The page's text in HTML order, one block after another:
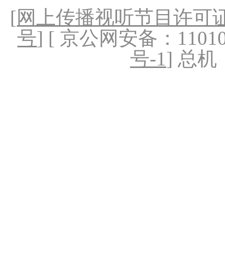
[网上传播视听节目许可
号] [ 京公网安备：
号-1] 总机